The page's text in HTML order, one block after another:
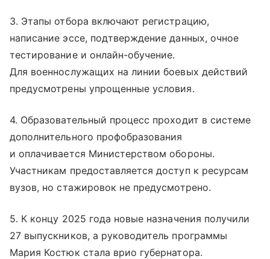
3. Этапы отбора включают регистрацию,
написание эссе, подтверждение данных, очное
тестирование и онлайн-обучение.
Для военнослужащих на линии боевых действий
предусмотрены упрощенные условия.
4. Образовательный процесс проходит в системе
дополнительного профобразования
и оплачивается Министерством обороны.
Участникам предоставляется доступ к ресурсам
вузов, но стажировок не предусмотрено.
5. К концу 2025 года новые назначения получили
27 выпускников, а руководитель программы
Мария Костюк стала врио губернатора.